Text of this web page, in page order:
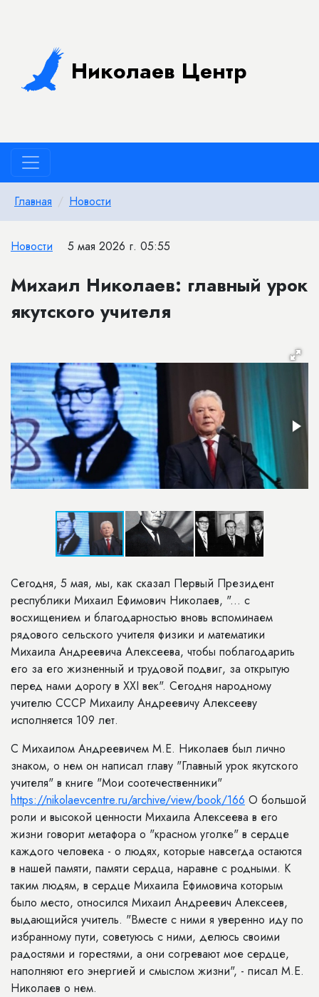
Николаев Центр
Главная Новости
Новости 5 мая 2026 г. 05:55
Михаил Николаев: главный урок
якутского учителя
Сегодня, 5 мая, мы, как сказал Первый Президент
республики Михаил Ефимович Николаев, "... с
восхищением и благодарностью вновь вспоминаем
рядового сельского учителя физики и математики
Михаила Андреевича Алексеева, чтобы поблагодарить
его за его жизненный и трудовой подвиг, за открытую
перед нами дорогу в XXI век". Сегодня народному
учителю СССР Михаилу Андреевичу Алексееву
исполняется 109 лет.
С Михаилом Андреевичем М.Е. Николаев был лично
знаком, о нем он написал главу "Главный урок якутского
учителя" в книге "Мои соотечественники"
https://nikolaevcentre.ru/archive/view/book/166 О большой
роли и высокой ценности Михаила Алексеева в его
жизни говорит метафора о "красном уголке" в сердце
каждого человека - о людях, которые навсегда остаются
в нашей памяти, памяти сердца, наравне с родными. К
таким людям, в сердце Михаила Ефимовича которым
было место, относился Михаил Андреевич Алексеев,
выдающийся учитель. "Вместе с ними я уверенно иду по
избранному пути, советуюсь с ними, делюсь своими
радостями и горестями, а они согревают мое сердце,
наполняют его энергией и смыслом жизни", - писал М.Е.
Николаев о нем.